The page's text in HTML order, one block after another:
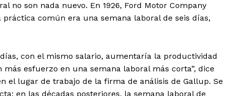
no son nada nuevo. En 1926, Ford Motor Company
común era una semana laboral de seis días,
con el mismo salario, aumentaría la productividad
esfuerzo en una semana laboral más corta”, dice
el lugar de trabajo de la firma de análisis de Gallup. Se
en las décadas posteriores, la semana laboral de